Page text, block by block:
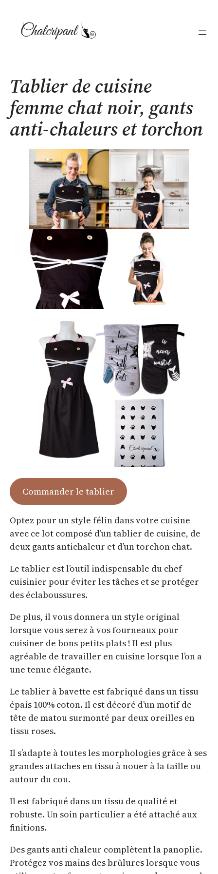
contenu
Tablier de cuisine
femme chat noir, gants
anti-chaleurs et torchon
Commander le tablier
Optez pour un style félin dans votre cuisine
avec ce lot composé d’un tablier de cuisine, de
deux gants antichaleur et d’un torchon chat.
Le tablier est l’outil indispensable du chef
cuisinier pour éviter les tâches et se protéger
des éclaboussures.
De plus, il vous donnera un style original
lorsque vous serez à vos fourneaux pour
cuisiner de bons petits plats ! Il est plus
agréable de travailler en cuisine lorsque l’on a
une tenue élégante.
Le tablier à bavette est fabriqué dans un tissu
épais 100% coton. Il est décoré d’un motif de
tête de matou surmonté par deux oreilles en
tissu roses.
Il s’adapte à toutes les morphologies grâce à ses
grandes attaches en tissu à nouer à la taille ou
autour du cou.
Il est fabriqué dans un tissu de qualité et
robuste. Un soin particulier a été attaché aux
finitions.
Des gants anti chaleur complètent la panoplie.
Protégez vos mains des brûlures lorsque vous